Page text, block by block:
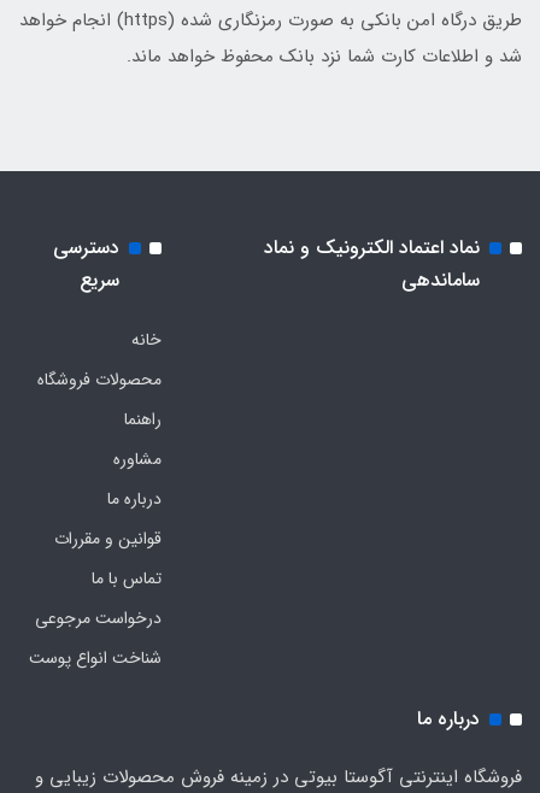
طریق درگاه امن بانکی به صورت رمزنگاری شده (https) انجام خواهد
شد و اطلاعات کارت شما نزد بانک محفوظ خواهد ماند.
نماد اعتماد الکترونیک و نماد
ساماندهی
دسترسی
سریع
خانه
محصولات فروشگاه
راهنما
مشاوره
درباره ما
قوانین و مقررات
تماس با ما
درخواست مرجوعی
شناخت انواع پوست
درباره ما
فروشگاه اینترنتی آگوستا بیوتی در زمینه فروش محصولات زیبایی و